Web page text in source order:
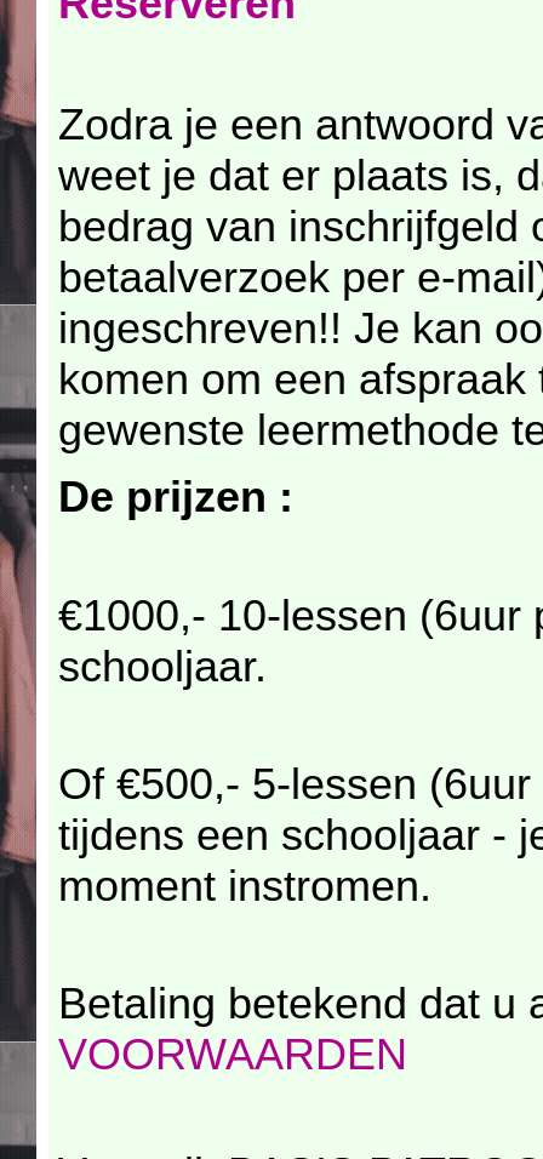
Zodra je een antwoord
weet je dat er plaats is,
bedrag van inschrijfgeld
betaalverzoek per e-
ingeschreven!! Je kan
komen om een
gewenste leermethode
De prijzen :
€1000,- 10-lessen (6uur
schooljaar.
Of €500,- 5-lessen
tijdens een schooljaar -
moment instromen.
Betaling betekend dat u
VOORWAARDEN